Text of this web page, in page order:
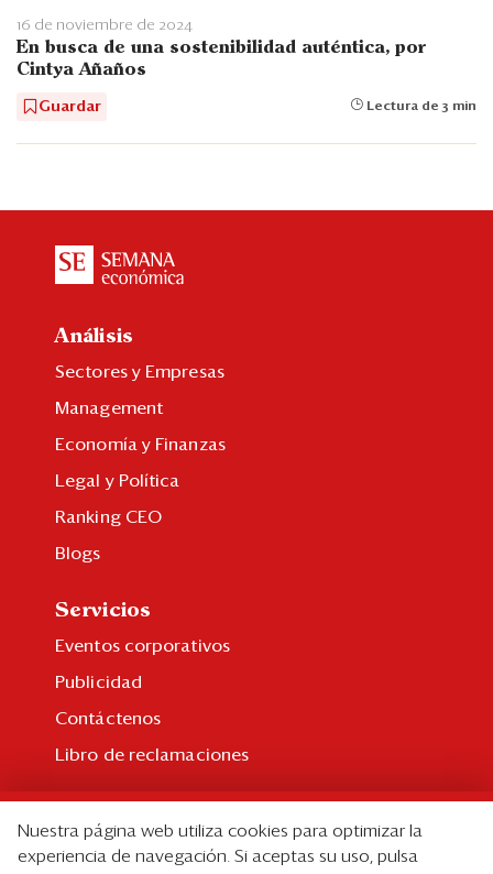
16 de noviembre de 2024
En busca de una sostenibilidad auténtica, por
Cintya Añaños
Guardar Lectura de 3 min
Análisis
Sectores y Empresas
Management
Economía y Finanzas
Legal y Política
Ranking CEO
Blogs
Servicios
Eventos corporativos
Publicidad
Contáctenos
Libro de reclamaciones
Suscripción individual
Nuestra página web utiliza cookies para optimizar la
experiencia de navegación. Si aceptas su uso, pulsa